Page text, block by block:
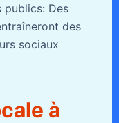
publics: Des
des
sociaux
à